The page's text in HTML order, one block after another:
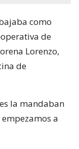
como
de
Lorenzo,
de
la mandaban
a